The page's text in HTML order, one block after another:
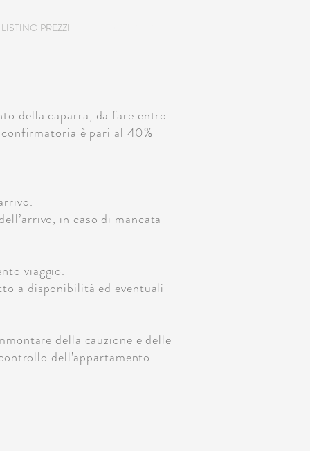
LISTINO PREZZI
della caparra, da fare entro
è pari al 40%
in caso di mancata
viaggio.
a disponibilità ed eventuali
della cauzione e delle
dell’appartamento.